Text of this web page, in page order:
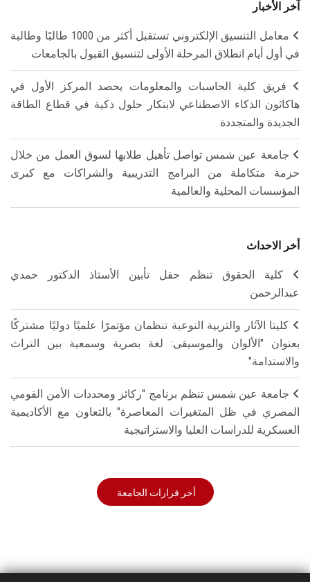
آخر الأخبار
معامل التنسيق الإلكتروني تستقبل أكثر من 1000 طالبًا وطالبة
في أول أيام انطلاق المرحلة الأولى لتنسيق القبول بالجامعات
فريق كلية الحاسبات والمعلومات يحصد المركز الأول في
هاكاثون الذكاء الاصطناعي لابتكار حلول ذكية في قطاع الطاقة
الجديدة والمتجددة
جامعة عين شمس تواصل تأهيل طلابها لسوق العمل من خلال
حزمة متكاملة من البرامج التدريبية والشراكات مع كبرى
المؤسسات المحلية والعالمية
أخر الاحداث
كلية الحقوق تنظم حفل تأبين الأستاذ الدكتور حمدي
عبدالرحمن
كليتا الآثار والتربية النوعية تنظمان مؤتمرًا علميًا دوليًا مشتركًا
بعنوان "الألوان والموسيقى: لغة بصرية وسمعية بين التراث
والاستدامة"
جامعة عين شمس تنظم برنامج "ركائز ومحددات الأمن القومي
المصري في ظل المتغيرات المعاصرة" بالتعاون مع الأكاديمية
العسكرية للدراسات العليا والاستراتيجية
أخر قرارات الجامعة